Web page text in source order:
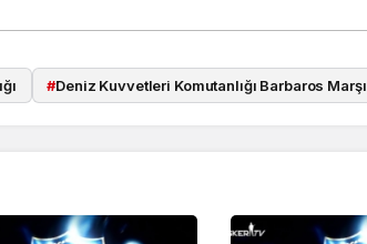
#Deniz Kuvvetleri Komutanlığı Barbaros Marşı